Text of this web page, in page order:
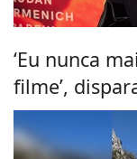
‘Eu nunca
filme’,